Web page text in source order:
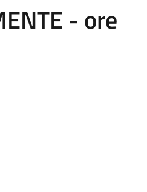
- ore